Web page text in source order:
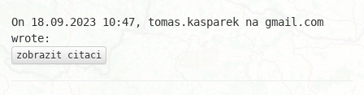
On 18.09.2023 10:47, tomas.kasparek na gmail.com
zobrazit citaci